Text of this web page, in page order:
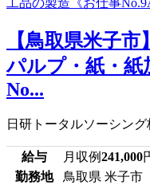
【鳥取県米子
パルプ・紙・紙
No...
日研トータルソーシン
給与 月収例241,000
勤務地
鳥取県 米子市